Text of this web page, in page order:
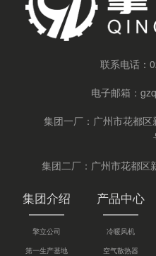
联系电话：
电子邮箱：
集团一厂：广州市花都
集团二厂：广州市花都区
集团介绍
擎立公司
第一生产基地
产品中心
冷暖风机
空气散热器